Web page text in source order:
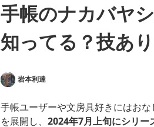
手帳のナカバヤ
知ってる？技あ
岩本利達
手帳ユーザーや文房具好きにはお
を展開し、 2024年7月上旬にシリー